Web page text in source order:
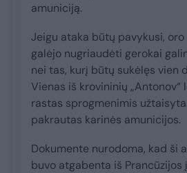
amuniciją.
Jeigu ataka būtų pavykusi,
galėjo nugriaudėti gerokai
nei tas, kurį būtų sukėlęs vien
Vienas iš krovininių „Antonov“
rastas sprogmenimis
pakrautas karinės amunicijos.
Dokumente nurodoma, kad ši
buvo atgabenta iš